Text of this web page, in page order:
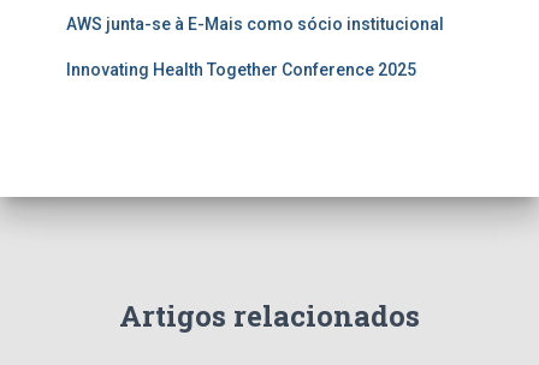
AWS junta-se à E-Mais como sócio institucional
Innovating Health Together Conference 2025
Artigos relacionados